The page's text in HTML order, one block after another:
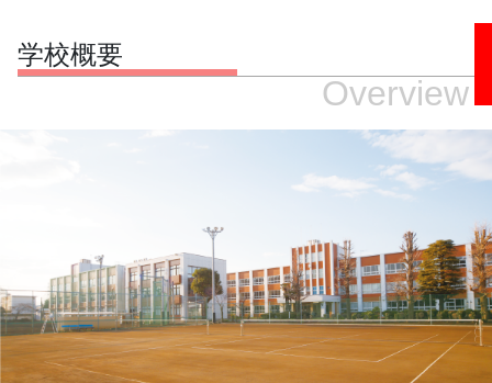
学校概要
Overview